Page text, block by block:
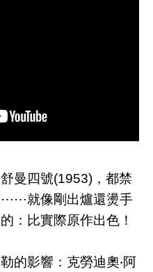
曼四號(1953)，都禁
⋯⋯就像剛出爐還燙手
：比實際原作出色！
的影響：克勞迪奧‧阿